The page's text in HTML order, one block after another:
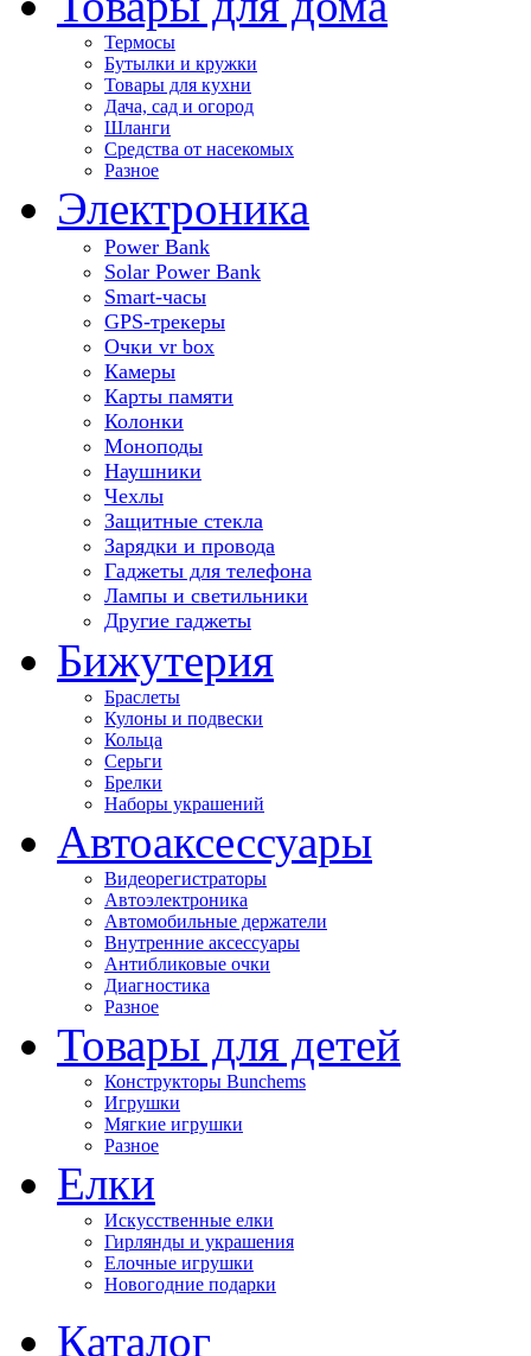
Термосы
Бутылки и кружки
Товары для кухни
Дача, сад и огород
Шланги
Средства от насекомых
Разное
Электроника
Power Bank
Solar Power Bank
Smart-часы
GPS-трекеры
Очки vr box
Камеры
Карты памяти
Колонки
Моноподы
Наушники
Чехлы
Защитные стекла
Зарядки и провода
Гаджеты для телефона
Лампы и светильники
Другие гаджеты
Бижутерия
Браслеты
Кулоны и подвески
Кольца
Серьги
Брелки
Наборы украшений
Автоаксессуары
Видеорегистраторы
Автоэлектроника
Автомобильные держатели
Внутренние аксессуары
Антибликовые очки
Диагностика
Разное
Товары для детей
Конструкторы Bunchems
Игрушки
Мягкие игрушки
Разное
Елки
Искусственные елки
Гирлянды и украшения
Елочные игрушки
Новогодние подарки
Каталог